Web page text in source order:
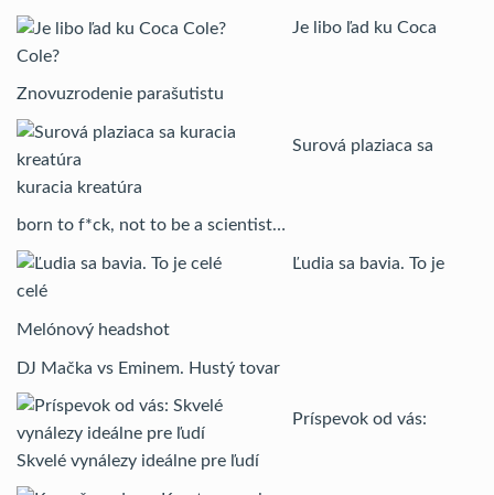
Je libo ľad ku Coca
Cole?
Znovuzrodenie parašutistu
Surová plaziaca sa
kuracia kreatúra
born to f*ck, not to be a scientist…
Ľudia sa bavia. To je
celé
Melónový headshot
DJ Mačka vs Eminem. Hustý tovar
Príspevok od vás:
Skvelé vynálezy ideálne pre ľudí